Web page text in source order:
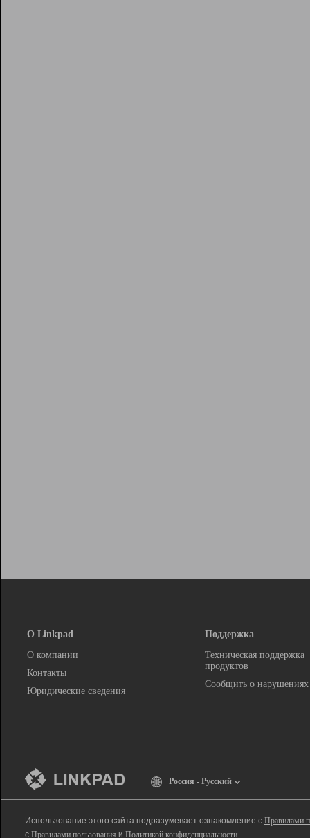
О Linkpad
О компании
Контакты
Юридические сведения
Поддержка
Техническая поддержка
продуктов
Сообщить о нарушениях
Россия - Русский
Использование этого сайта подразумевает ознакомление с Правилами
с Правилами пользования и Политикой конфиденциальности.